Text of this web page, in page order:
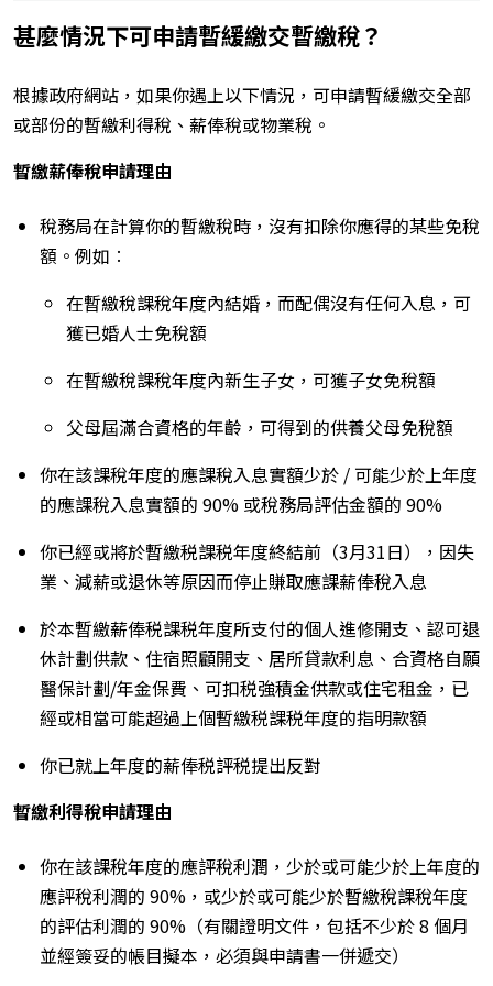
甚麼情況下可申請暫緩繳交暫繳稅？
根據政府網站，如果你遇上以下情況，可申請暫緩繳交全部
或部份的暫繳利得稅、薪俸稅或物業稅。
暫繳薪俸稅申請理由
稅務局在計算你的暫繳稅時，沒有扣除你應得的某些免稅
額。例如︰
在暫繳稅課稅年度內結婚，而配偶沒有任何入息，可
獲已婚人士免稅額
在暫繳稅課稅年度內新生子女，可獲子女免稅額
父母屆滿合資格的年齡，可得到的供養父母免稅額
你在該課稅年度的應課稅入息實額少於 / 可能少於上年度
的應課稅入息實額的 90% 或稅務局評估金額的 90%
你已經或將於暫繳税課税年度終結前（3月31日），因失
業、減薪或退休等原因而停止賺取應課薪俸稅入息
於本暫繳薪俸税課税年度所支付的個人進修開支、認可退
休計劃供款、住宿照顧開支、居所貸款利息、合資格自願
醫保計劃/年金保費、可扣税強積金供款或住宅租金，已
經或相當可能超過上個暫繳税課税年度的指明款額
你已就上年度的薪俸税評税提出反對
暫繳利得稅申請理由
你在該課稅年度的應評稅利潤，少於或可能少於上年度的
應評稅利潤的 90%，或少於或可能少於暫繳稅課稅年度
的評估利潤的 90%（有關證明文件，包括不少於 8 個月
並經簽妥的帳目擬本，必須與申請書一併遞交）